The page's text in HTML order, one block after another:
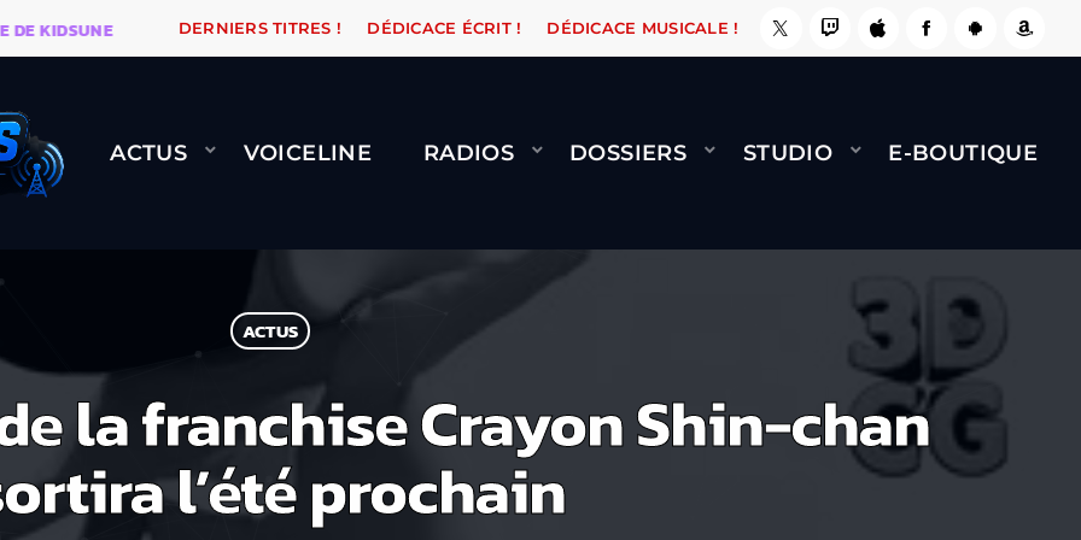
WARÉTRO ORANGE ROAD QUI PASSE, ÇA LE FAIT ! NAMI BERNARD MINET - FLY
DERNIERS TITRES ! DÉDICACE ÉCRIT ! DÉDICACE MUSICALE !
ACTUS VOICELINE RADIOS DOSSIERS STUDIO E-BOUTIQUE
ACTUS
la franchise Crayon Shin-chan
l’été prochain